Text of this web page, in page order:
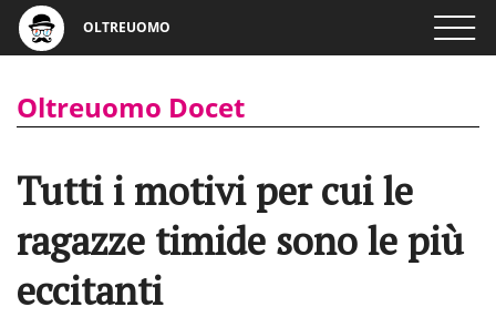
OLTREUOMO
Oltreuomo Docet
Tutti i motivi per cui le
ragazze timide sono le più
eccitanti